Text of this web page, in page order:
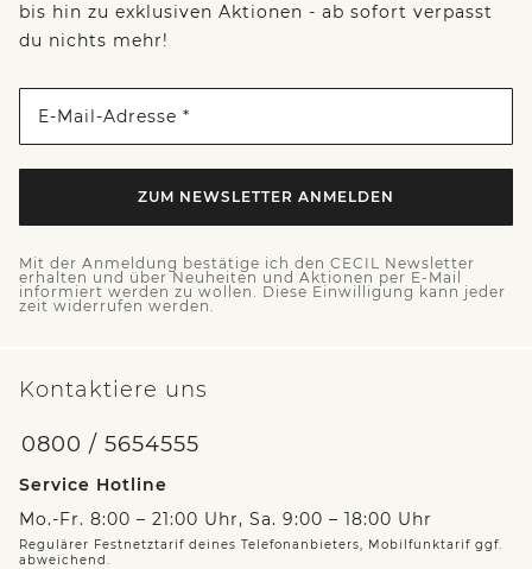
bis hin zu exklusiven Aktionen - ab sofort verpasst
du nichts mehr!
E-Mail-Adresse *
ZUM NEWSLETTER ANMELDEN
Mit der Anmeldung bestätige ich den CECIL Newsletter
erhalten und über Neuheiten und Aktionen per E-Mail
informiert werden zu wollen. Diese Einwilligung kann jeder
zeit widerrufen werden.
Kontaktiere uns
0800 / 5654555
Service Hotline
Mo.-Fr. 8:00 – 21:00 Uhr, Sa. 9:00 – 18:00 Uhr
Regulärer Festnetztarif deines Telefonanbieters, Mobilfunktarif ggf.
abweichend.